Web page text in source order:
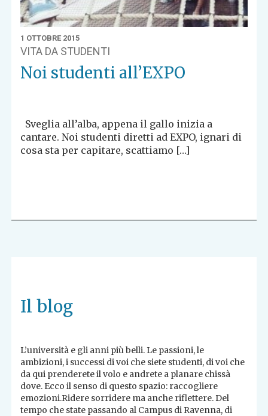
1 OTTOBRE 2015
VITA DA STUDENTI
Noi studenti all’EXPO
Sveglia all’alba, appena il gallo inizia a
cantare. Noi studenti diretti ad EXPO, ignari di
cosa sta per capitare, scattiamo […]
Il blog
L’università e gli anni più belli. Le passioni, le
ambizioni, i successi di voi che siete studenti, di voi che
da qui prenderete il volo e andrete a planare chissà
dove. Ecco il senso di questo spazio: raccogliere
emozioni.Ridere sorridere ma anche riflettere. Del
tempo che state passando al Campus di Ravenna, di